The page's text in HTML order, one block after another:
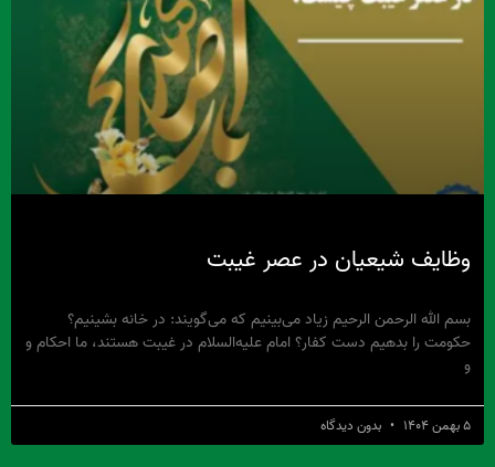
وظایف شیعیان در عصر غیبت
بسم الله الرحمن الرحیم زیاد می‌بینیم که می‌گویند: در خانه بشینیم؟
حکومت را بدهیم دست کفار؟ امام علیه‌السلام در غیبت هستند، ما احکام و
و
۵ بهمن ۱۴۰۴ بدون دیدگاه